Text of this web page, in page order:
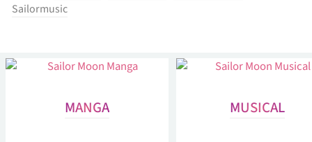
Sailormusic
MANGA MUSICAL